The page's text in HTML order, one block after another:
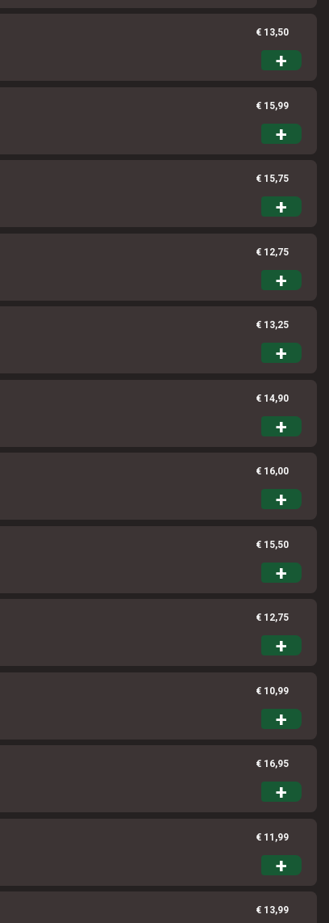
€ 13,50
+
€ 15,99
+
€ 15,75
+
€ 12,75
+
€ 13,25
+
€ 14,90
+
€ 16,00
+
€ 15,50
+
€ 12,75
+
€ 10,99
+
€ 16,95
+
€ 11,99
+
€ 13,99